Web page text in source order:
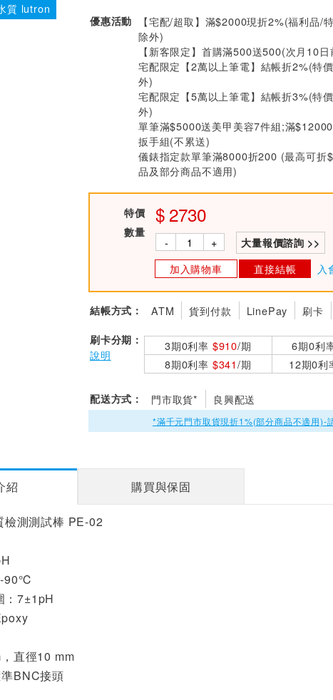
質 lutron
優惠活動
【宅配/超取】滿$2000現折2%(福利品/
除外)
【新客限定】首購滿500送500(次月10日
宅配限定【2萬以上筆電】結帳折2%(特
外)
宅配限定【5萬以上筆電】結帳折3%(特
外)
單筆滿$5000送美甲美容7件組;滿
扳手組(不累送)
儀錶指定款單筆滿8000折200 (最高可折
品及部分商品不適用)
特價 2730
數量
- + 大量報價諮詢 >>
加入購物車 直接結帳 入
結帳方式： ATM 貨到付款 LinePay 刷卡
刷卡分期：
說明
3期0利率 $910/期 6期0利
8期0利率 $341/期 12期0利
配送方式： 門市取貨* 良興配送
*滿千元門市取貨現折1%(部分商品不適用)-
紹 購買與保固
檢測測試棒 PE-02
90℃
7±1pH
直徑10 mm
BNC接頭